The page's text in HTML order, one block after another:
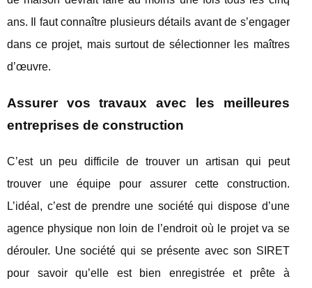
ans. Il faut connaître plusieurs détails avant de s’engager
dans ce projet, mais surtout de sélectionner les maîtres
d’œuvre.
Assurer vos travaux avec les meilleures
entreprises de construction
C’est un peu difficile de trouver un artisan qui peut
trouver une équipe pour assurer cette construction.
L’idéal, c’est de prendre une société qui dispose d’une
agence physique non loin de l’endroit où le projet va se
dérouler. Une société qui se présente avec son SIRET
pour savoir qu’elle est bien enregistrée et prête à